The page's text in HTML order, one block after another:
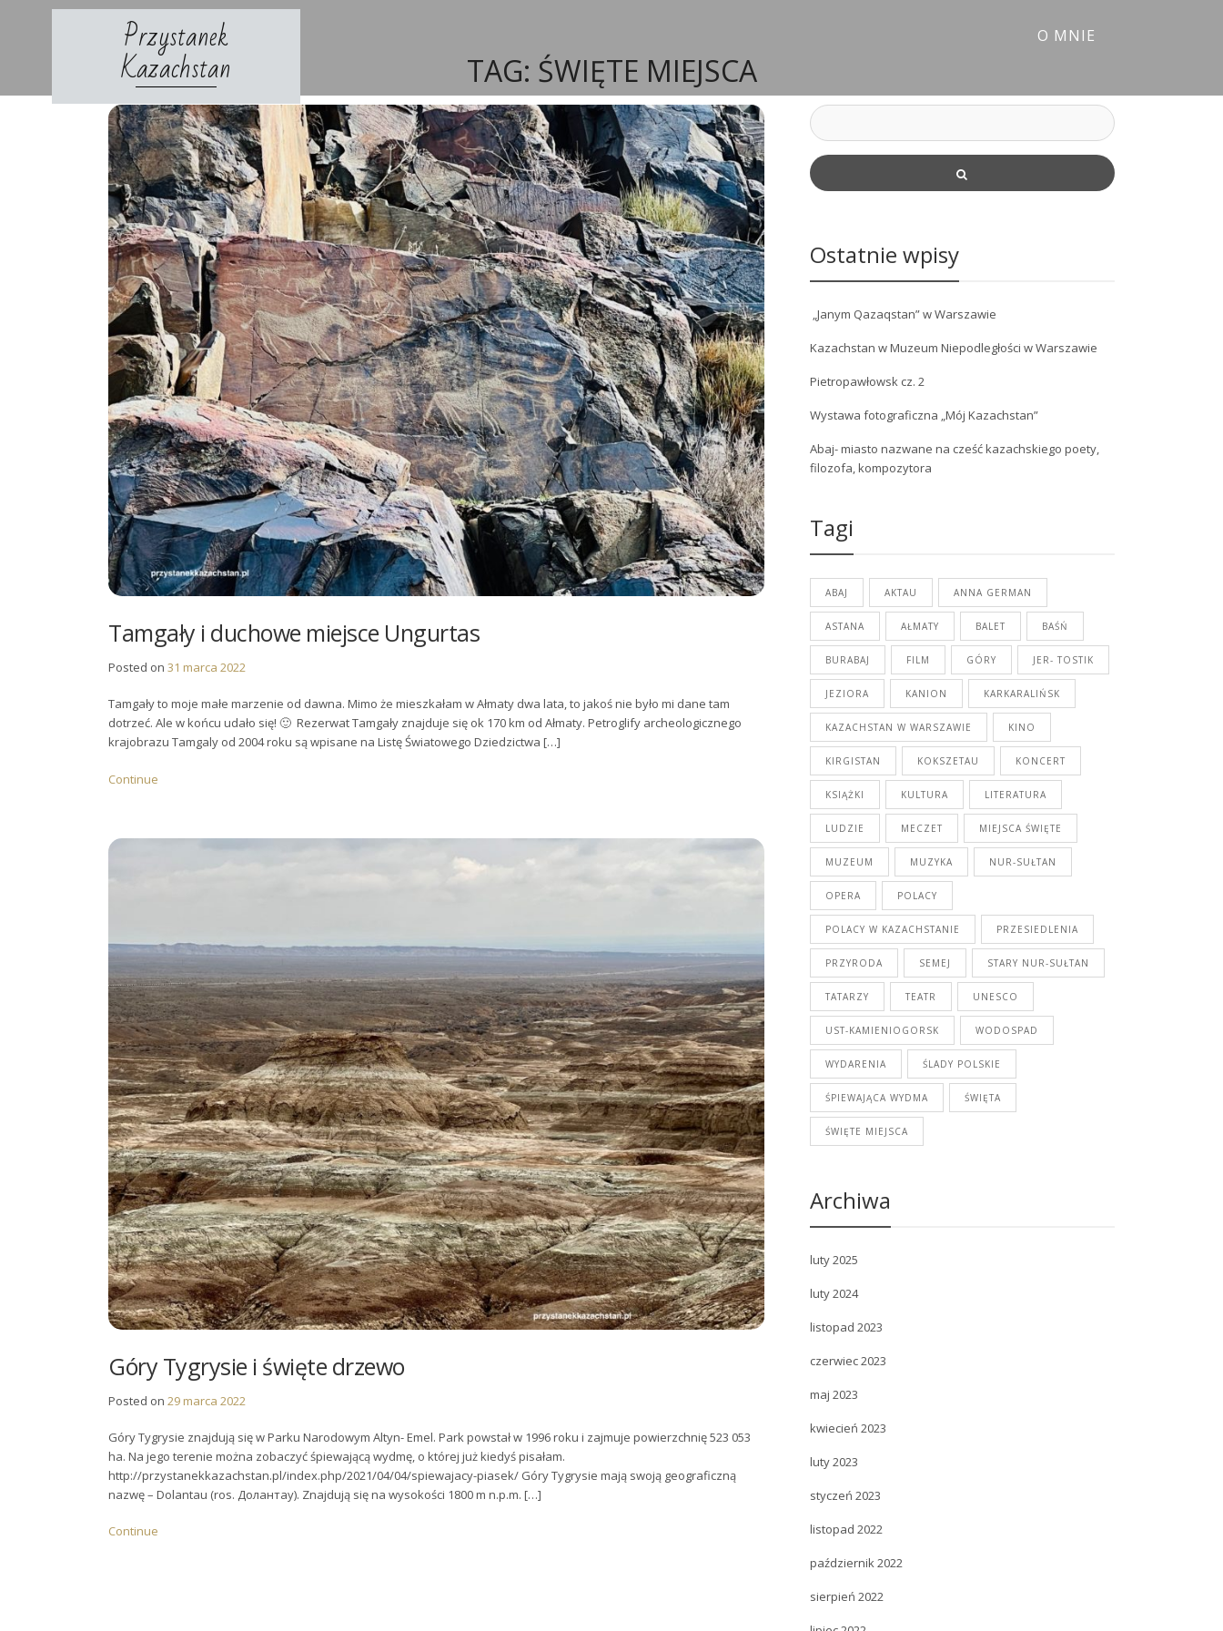
Przystanek
Kazachstan
O MNIE
TAG: ŚWIĘTE MIEJSCA
Tamgały i duchowe miejsce Ungurtas
Posted on 31 marca 2022
Tamgały to moje małe marzenie od dawna. Mimo że mieszkałam w Ałmaty dwa lata, to jakoś nie było mi dane tam
dotrzeć. Ale w końcu udało się! 🙂 Rezerwat Tamgały znajduje się ok 170 km od Ałmaty. Petroglify archeologicznego
krajobrazu Tamgaly od 2004 roku są wpisane na Listę Światowego Dziedzictwa […]
Continue
Góry Tygrysie i święte drzewo
Posted on 29 marca 2022
Góry Tygrysie znajdują się w Parku Narodowym Altyn- Emel. Park powstał w 1996 roku i zajmuje powierzchnię 523 053
ha. Na jego terenie można zobaczyć śpiewającą wydmę, o której już kiedyś pisałam.
http://przystanekkazachstan.pl/index.php/2021/04/04/spiewajacy-piasek/ Góry Tygrysie mają swoją geograficzną
nazwę – Dolantau (ros. Долантау). Znajdują się na wysokości 1800 m n.p.m. […]
Continue
Ostatnie wpisy
„Janym Qazaqstan” w Warszawie
Kazachstan w Muzeum Niepodległości w Warszawie
Pietropawłowsk cz. 2
Wystawa fotograficzna „Mój Kazachstan”
Abaj- miasto nazwane na cześć kazachskiego poety,
filozofa, kompozytora
Tagi
ABAJ AKTAU ANNA GERMAN
ASTANA AŁMATY BALET BAŚŃ
BURABAJ FILM GÓRY JER- TOSTIK
JEZIORA KANION KARKARALIŃSK
KAZACHSTAN W WARSZAWIE KINO
KIRGISTAN KOKSZETAU KONCERT
KSIĄŻKI KULTURA LITERATURA
LUDZIE MECZET MIEJSCA ŚWIĘTE
MUZEUM MUZYKA NUR-SUŁTAN
OPERA POLACY
POLACY W KAZACHSTANIE PRZESIEDLENIA
PRZYRODA SEMEJ STARY NUR-SUŁTAN
TATARZY TEATR UNESCO
UST-KAMIENIOGORSK WODOSPAD
WYDARENIA ŚLADY POLSKIE
ŚPIEWAJĄCA WYDMA ŚWIĘTA
ŚWIĘTE MIEJSCA
Archiwa
luty 2025
luty 2024
listopad 2023
czerwiec 2023
maj 2023
kwiecień 2023
luty 2023
styczeń 2023
listopad 2022
październik 2022
sierpień 2022